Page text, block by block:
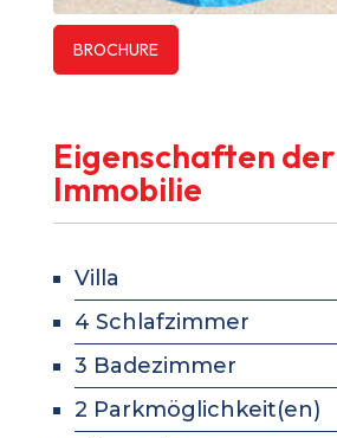
BROCHURE
Eigenschaften der
Immobilie
Villa
4 Schlafzimmer
3 Badezimmer
2 Parkmöglichkeit(en)